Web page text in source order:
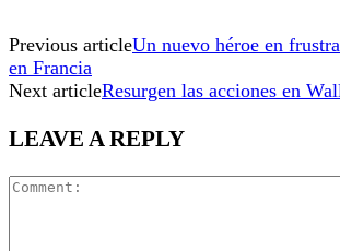
Previous articleUn nuevo héroe en
en Francia
Next articleResurgen las acciones en
LEAVE A REPLY